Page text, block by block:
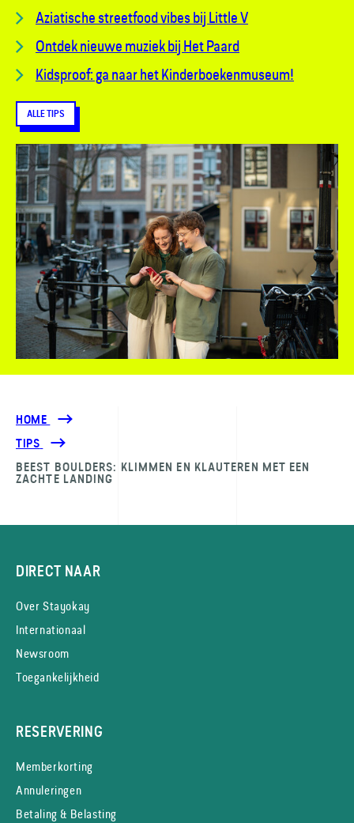
Aziatische streetfood vibes bij Little V
Ontdek nieuwe muziek bij Het Paard
Kidsproof: ga naar het Kinderboekenmuseum!
ALLE TIPS
HOME
TIPS
BEEST BOULDERS: KLIMMEN EN KLAUTEREN MET EEN
ZACHTE LANDING
DIRECT NAAR
Over Stayokay
Internationaal
Newsroom
Toegankelijkheid
RESERVERING
Memberkorting
Annuleringen
Betaling & Belasting